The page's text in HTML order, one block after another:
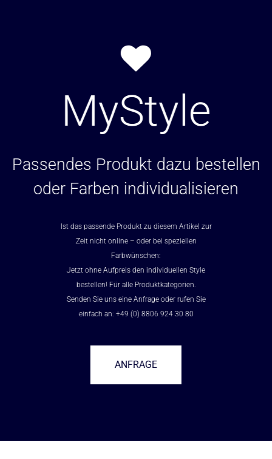
MyStyle
Passendes Produkt dazu bestellen
oder Farben individualisieren
Ist das passende Produkt zu diesem Artikel zur
Zeit nicht online – oder bei speziellen
Farbwünschen:
Jetzt ohne Aufpreis den individuellen Style
bestellen! Für alle Produktkategorien.
Senden Sie uns eine Anfrage oder rufen Sie
einfach an: +49 (0) 8806 924 30 80
ANFRAGE